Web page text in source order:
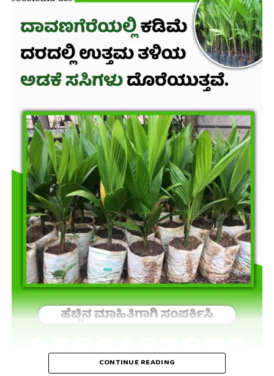
CONTINUE READING